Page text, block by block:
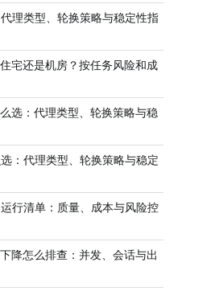
理类型、轮换策略与稳定性指
宅还是机房？按任务风险和成
选：代理类型、轮换策略与稳
：代理类型、轮换策略与稳定
行清单：质量、成本与风险控
降怎么排查：并发、会话与出